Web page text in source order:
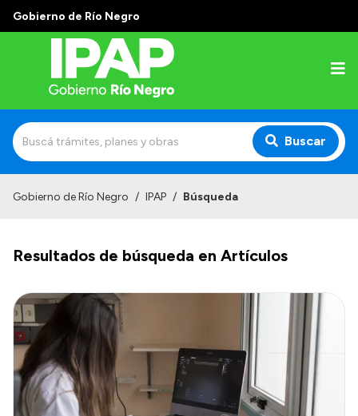
Gobierno de Río Negro
Buscar
El IPAP
Autoridades
Alumnos
Docentes y Capacitadores
Delegaciones
Normativa
Gobierno de Río Negro / IPAP / Búsqueda
Resultados de búsqueda en Artículos